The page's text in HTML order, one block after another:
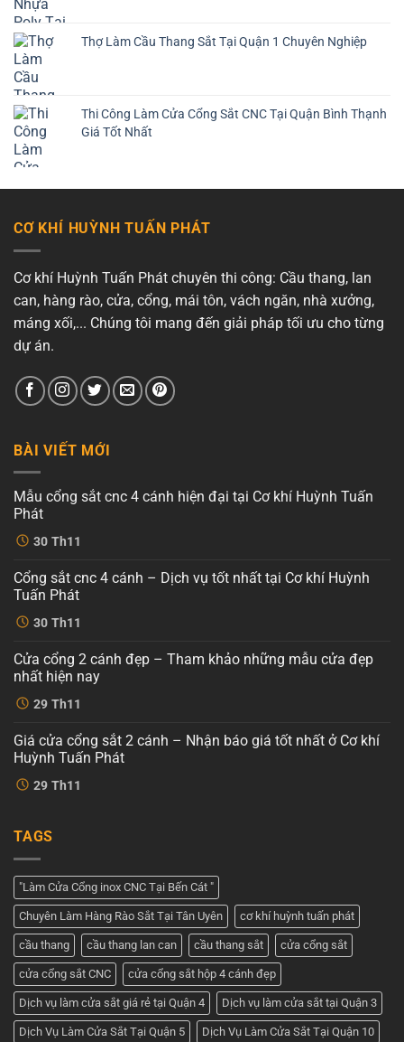
Thợ Làm Cầu Thang Sắt Tại Quận 1 Chuyên Nghiệp
Thi Công Làm Cửa Cổng Sắt CNC Tại Quận Bình Thạnh
Giá Tốt Nhất
CƠ KHÍ HUỲNH TUẤN PHÁT
Cơ khí Huỳnh Tuấn Phát chuyên thi công: Cầu thang, lan
can, hàng rào, cửa, cổng, mái tôn, vách ngăn, nhà xưởng,
máng xối,... Chúng tôi mang đến giải pháp tối ưu cho từng
dự án.
BÀI VIẾT MỚI
30 Th11
Mẫu cổng sắt cnc 4 cánh hiện đại tại Cơ khí Huỳnh Tuấn
Phát
Không
có
luận
ở
Mẫu
cổng
sắt
cnc
cánh
hiện
đại
tại
Cơ
khí
Phát
30 Th11
Cổng sắt cnc 4 cánh – Dịch vụ tốt nhất tại Cơ khí Huỳnh
Tuấn Phát
Không
có
luận
ở
Cổng
sắt
cnc
4
Dịch
vụ
tốt
nhất
tại
Tuấn
29 Th11
Cửa cổng 2 cánh đẹp – Tham khảo những mẫu cửa đẹp
nhất hiện nay
Không
có
ở
Cửa
cổng
cánh
khảo
mẫu
đẹp
nhất
hiện
nay
29 Th11
Giá cửa cổng sắt 2 cánh – Nhận báo giá tốt nhất ở Cơ khí
Huỳnh Tuấn Phát
Không
có
Giá
cổng
2
cánh
–
Nhận
báo
giá
tốt
nhất
Cơ
khí
Huỳnh
Tuấn
Phát
TAGS
"Làm Cửa Cổng inox CNC Tại Bến Cát "
Chuyên Làm Hàng Rào Sắt Tại Tân Uyên cơ khí huỳnh tuấn phát
cầu thang cầu thang lan can cầu thang sắt cửa cổng sắt
cửa cổng sắt CNC cửa cổng sắt hộp 4 cánh đẹp
Dịch vụ làm cửa sắt giá rẻ tại Quận 4 Dịch vụ làm cửa sắt tại Quận 3
Dịch Vụ Làm Cửa Sắt Tại Quận 5 Dịch Vụ Làm Cửa Sắt Tại Quận 10